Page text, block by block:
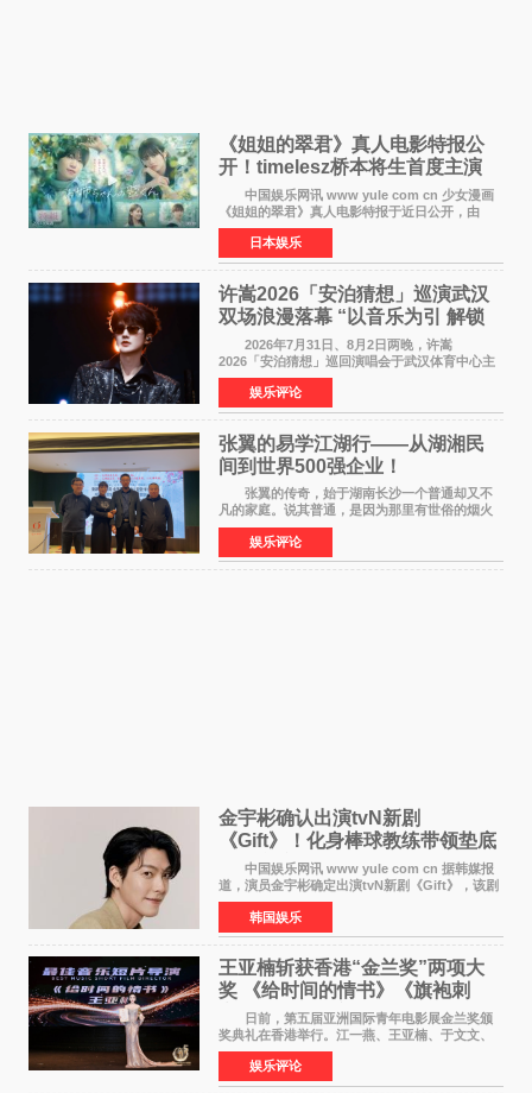
《姐姐的翠君》真人电影特报公
开！timelesz桥本将生首度主演
12月4日上映
中国娱乐网讯 www yule com cn 少女漫画
《姐姐的翠君》真人电影特报于近日公开，由
timelesz成员桥本将生担任主演，这也是他首次
担任电影主演，引发高度关注。 女高中生咲
苗翠（中岛瑠菜
日本娱乐
许嵩2026「安泊猜想」巡演武汉
双场浪漫落幕 “以音乐为引 解锁
江城记忆”
2026年7月31日、8月2日两晚，许嵩
2026「安泊猜想」巡回演唱会于武汉体育中心主
体育场盛大开唱。许嵩与数万歌迷在此相聚，从
浪漫惬意的舞台设计到充满诚意与惊喜的现场互
动，共同开启了一场关于
娱乐评论
张翼的易学江湖行——从湖湘民
间到世界500强企业！
张翼的传奇，始于湖南长沙一个普通却又不
凡的家庭。说其普通，是因为那里有世俗的烟火
气；说其不凡，是因为家中有一位洞悉天地玄机
的长者——他的爷爷。作为当地的风水师，爷爷
是张翼走进易学
娱乐评论
金宇彬确认出演tvN新剧
《Gift》！化身棒球教练带领垫底
球队逆袭
中国娱乐网讯 www yule com cn 据韩媒报
道，演员金宇彬确定出演tvN新剧《Gift》，该剧
预计将于下半年播出，引发观众高度期待。
本剧改编自同名网络漫画，讲述一位经历意外事
故后获得特殊
韩国娱乐
王亚楠斩获香港“金兰奖”两项大
奖 《给时间的情书》《旗袍刺
客》双双获肯定
日前，第五届亚洲国际青年电影展金兰奖颁
奖典礼在香港举行。江一燕、王亚楠、于文文、
李东学等知名演员出席活动。著名演员、导演王
亚楠凭借音乐故事片《给时间的情书》和院线电
影《旗袍刺客》
娱乐评论